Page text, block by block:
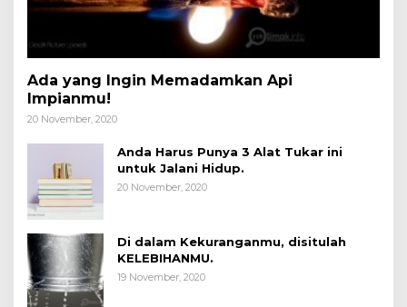
Ada yang Ingin Memadamkan Api
Impianmu!
20 November, 2020
Anda Harus Punya 3 Alat Tukar ini
untuk Jalani Hidup.
20 November, 2020
Di dalam Kekuranganmu, disitulah
KELEBIHANMU.
19 November, 2020